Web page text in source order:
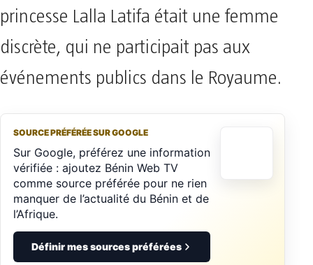
princesse Lalla Latifa était une femme
discrète, qui ne participait pas aux
événements publics dans le Royaume.
SOURCE PRÉFÉRÉE SUR GOOGLE
Sur Google, préférez une information
vérifiée : ajoutez Bénin Web TV
comme source préférée pour ne rien
manquer de l’actualité du Bénin et de
l’Afrique.
Définir mes sources préférées